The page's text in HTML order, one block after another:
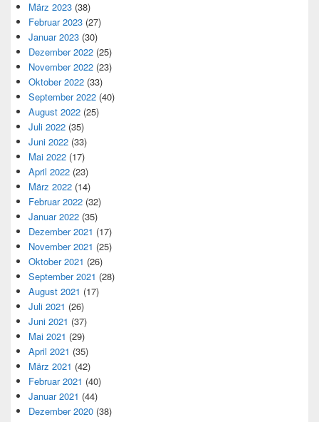
März 2023 (38)
Februar 2023 (27)
Januar 2023 (30)
Dezember 2022 (25)
November 2022 (23)
Oktober 2022 (33)
September 2022 (40)
August 2022 (25)
Juli 2022 (35)
Juni 2022 (33)
Mai 2022 (17)
April 2022 (23)
März 2022 (14)
Februar 2022 (32)
Januar 2022 (35)
Dezember 2021 (17)
November 2021 (25)
Oktober 2021 (26)
September 2021 (28)
August 2021 (17)
Juli 2021 (26)
Juni 2021 (37)
Mai 2021 (29)
April 2021 (35)
März 2021 (42)
Februar 2021 (40)
Januar 2021 (44)
Dezember 2020 (38)